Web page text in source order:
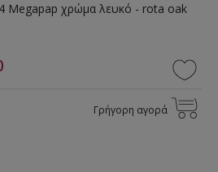
Megapap χρώμα λευκό - rota oak
Γρήγορη αγορά